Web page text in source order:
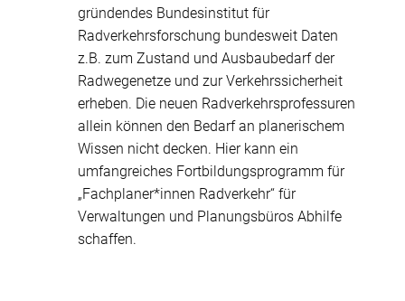
gründendes Bundesinstitut für
Radverkehrsforschung bundesweit Daten
z.B. zum Zustand und Ausbaubedarf der
Radwegenetze und zur Verkehrssicherheit
erheben. Die neuen Radverkehrsprofessuren
allein können den Bedarf an planerischem
Wissen nicht decken. Hier kann ein
umfangreiches Fortbildungsprogramm für
„Fachplaner*innen Radverkehr“ für
Verwaltungen und Planungsbüros Abhilfe
schaffen.